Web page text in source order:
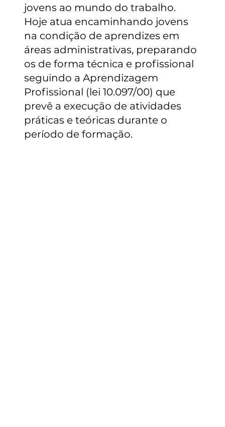
jovens ao mundo do trabalho.
Hoje atua encaminhando jovens
na condição de aprendizes em
áreas administrativas, preparando
os de forma técnica e profissional
seguindo a Aprendizagem
Profissional (lei 10.097/00) que
prevê a execução de atividades
práticas e teóricas durante o
período de formação.